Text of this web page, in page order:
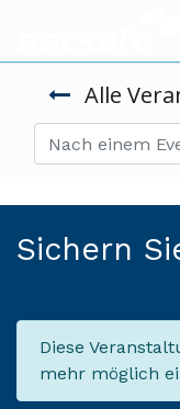
Alle
Sichern
Diese
mehr möglich